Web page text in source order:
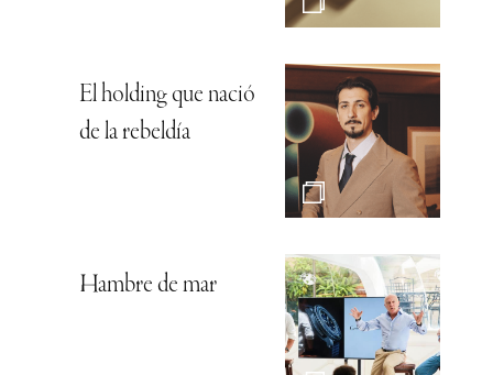
El holding que nació
de la rebeldía
Hambre de mar